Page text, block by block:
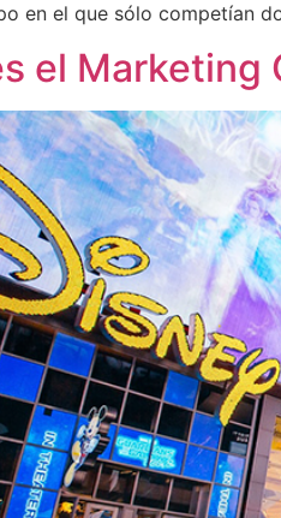
en el que sólo competían
el Marketing